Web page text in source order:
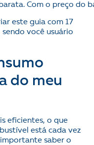
Com o preço do
este guia com 17
você usuário
do meu
eficientes, o que
está cada vez
saber o